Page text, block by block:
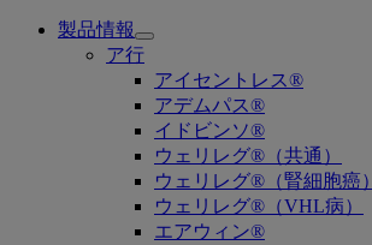
製品情報
Open
submenu
ア行
アイセントレス®
アデムパス®
イドビンソ®
ウェリレグ®（共通）
ウェリレグ®（腎細胞癌）
ウェリレグ®（VHL病）
エアウィン®